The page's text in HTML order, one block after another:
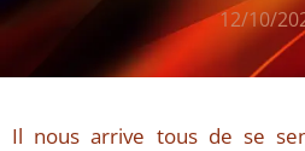
12/10/
Il nous arrive tous de se